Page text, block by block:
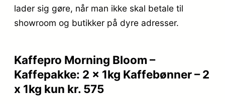
lader sig gøre, når man ikke skal betale til
showroom og butikker på dyre adresser.
Kaffepro Morning Bloom –
Kaffepakke: 2 x 1kg Kaffebønner – 2
x 1kg kun kr. 575